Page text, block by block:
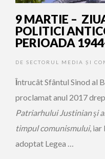
9 MARTIE –
POLITICI
PERIOADA
DE SECTORUL MEDIA ȘI
Întrucât Sfântul Sinod al
proclamat anul 2017
Patriarhului Justinian şi
timpul comunismului, iar
adoptat Legea …